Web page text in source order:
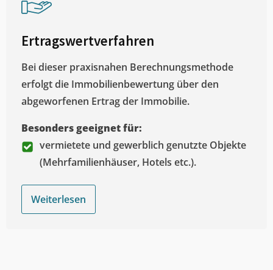
Ertragswertverfahren
Bei dieser praxisnahen Berechnungsmethode
erfolgt die Immobilienbewertung über den
abgeworfenen Ertrag der Immobilie.
Besonders geeignet für:
vermietete und gewerblich genutzte Objekte
(Mehrfamilienhäuser, Hotels etc.).
Weiterlesen